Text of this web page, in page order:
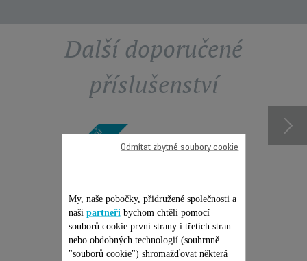
Další doporučené
příslušenství
My, naše pobočky, přidružené společnosti a
naši partneři bychom chtěli pomocí
souborů cookie první strany i třetích stran
nebo obdobných technologií (souhrnně
"souborů cookie") shromažďovat některá
Odmítat zbytné soubory cookie